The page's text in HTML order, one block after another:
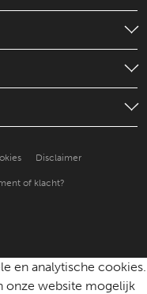
Disclaimer
of klacht?
en analytische cookies.
onze website mogelijk